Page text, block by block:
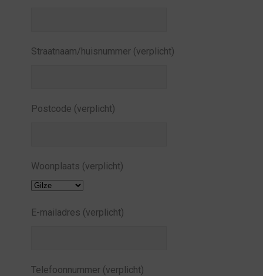
Straatnaam/huisnummer (verplicht)
Postcode (verplicht)
Woonplaats (verplicht)
E-mailadres (verplicht)
Telefoonnummer (verplicht)